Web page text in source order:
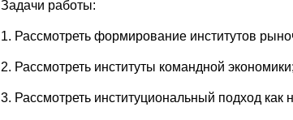
Задачи работы:
1. Рассмотреть формирование институтов
2. Рассмотреть институты командной экономики;
3. Рассмотреть институциональный подход